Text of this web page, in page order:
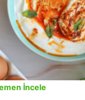
İncele